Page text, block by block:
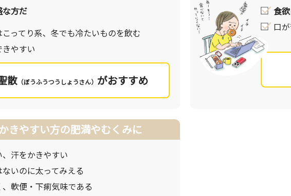
スのできる環境づくりを。ストレスなど心理的な負荷はドカ食いや間食のきっ
もダイエットには効果的です。
胃熱」（胃に熱を抱えた状態）と呼びます。「胃熱」により過剰に食べてしま
「胃熱」を生じる原因に働きかけることで肥満を改善していきます。
・むくみ方、体質は人によってもさまざまです。あなたの肥満のタイプをチ
多いものや、一番気になる症状があるものが、あなたにおすすめの処方です。
な方だ
ってり系、冬でも冷たいものを飲む
やすい
散（ぼうふうつうしょうさん） がおすすめ
食
口
きやすい方の肥満やむくみに
汗をかきやすい
いのに太ってみえる
、軟便・下痢気味である